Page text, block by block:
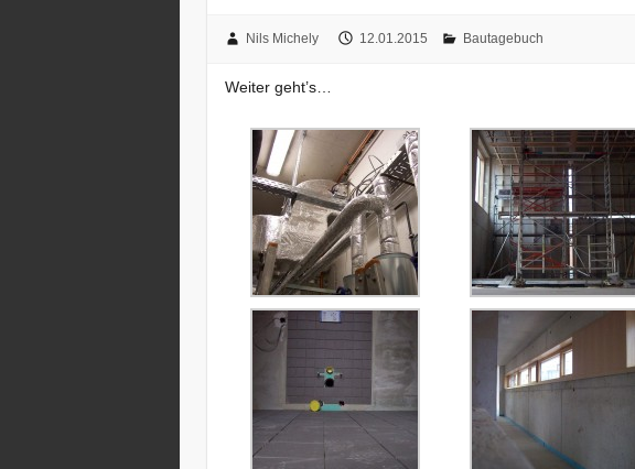
Nils Michely 12.01.2015 Bautagebuch
Weiter geht’s…